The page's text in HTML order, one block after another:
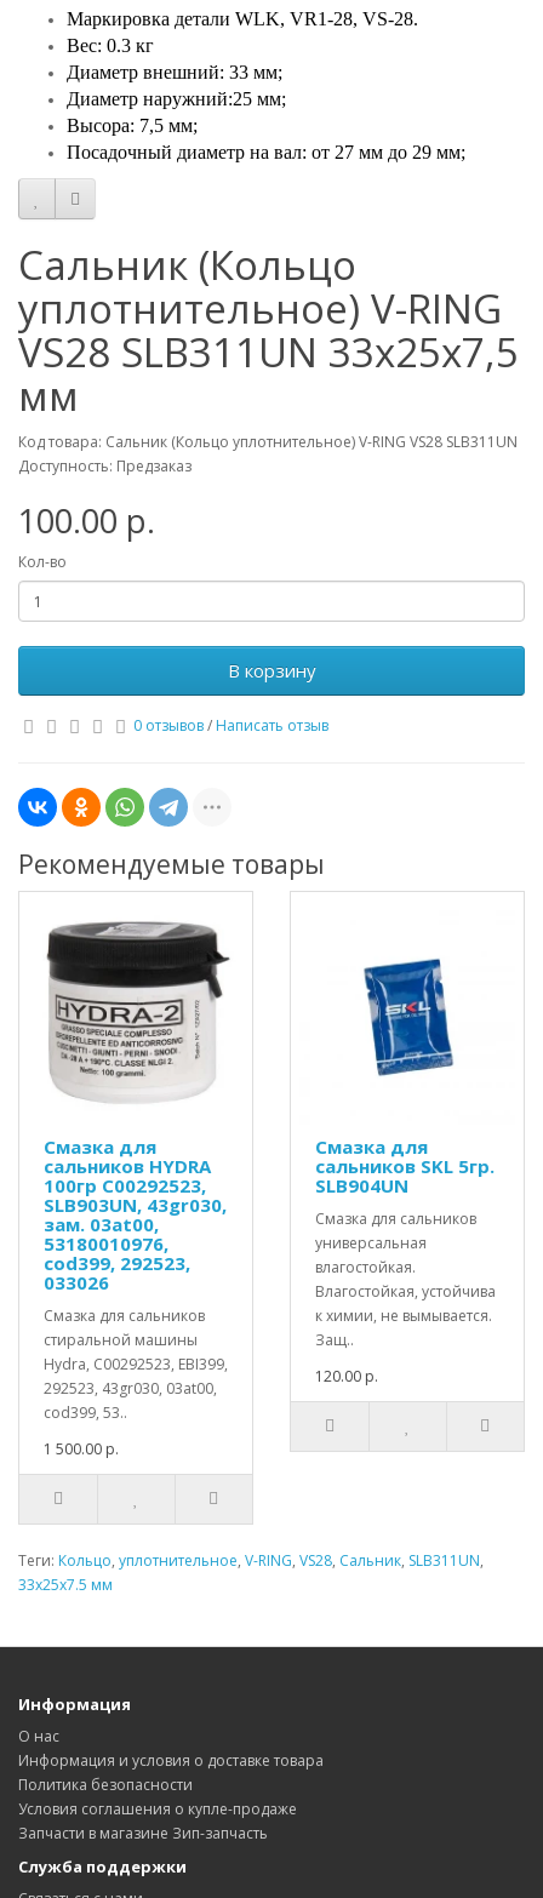
Маркировка детали WLK, VR1-28, VS-28.
Вес: 0.3 кг
Диаметр внешний: 33 мм;
Диаметр наружний:25 мм;
Высора: 7,5 мм;
Посадочный диаметр на вал: от 27 мм до 29 мм;
Сальник (Кольцо
уплотнительное) V-RING
VS28 SLB311UN 33x25x7,5
мм
Код товара: Сальник (Кольцо уплотнительное) V-RING VS28 SLB311UN
Доступность: Предзаказ
100.00 р.
Кол-во
В корзину
0 отзывов/ Написать отзыв
Рекомендуемые товары
Смазка для
сальников HYDRA
100гр C00292523,
SLB903UN, 43gr030,
зам. 03at00,
53180010976,
cod399, 292523,
033026
Смазка для сальников
стиральной машины
Hydra, C00292523, EBI399,
292523, 43gr030, 03at00,
cod399, 53..
1 500.00 р.
Смазка для
сальников SKL 5гр.
SLB904UN
Смазка для сальников
универсальная
влагостойкая.
Влагостойкая, устойчива
к химии, не вымывается.
Защ..
120.00 р.
Теги: Кольцо, уплотнительное, V-RING, VS28, Сальник, SLB311UN,
33x25x7.5 мм
Информация
О нас
Информация и условия о доставке товара
Политика безопасности
Условия соглашения о купле-продаже
Запчасти в магазине Зип-запчасть
Служба поддержки